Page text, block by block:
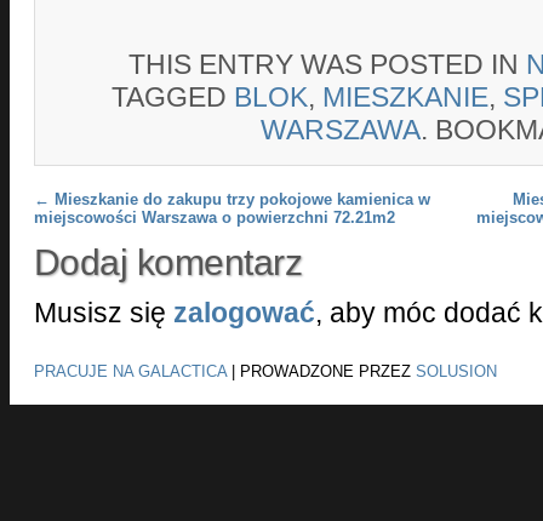
THIS ENTRY WAS POSTED IN
TAGGED BLOK, MIESZKANIE,
WARSZAWA.
Post navigation
← Mieszkanie do zakupu trzy pokojowe kamienica w
miejscowości Warszawa o powierzchni 72.21m2
Dodaj komentarz
Musisz się zalogować, aby móc dodać
PRACUJE NA GALACTICA| PROWADZONE PRZEZ SOLUSION